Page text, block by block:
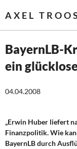
AXEL
Startseite
Themen
Leitlinien linker
BayernLB-
ein
04.04.2008
„Erwin Huber liefert
Finanzpolitik. Wie
BayernLB durch